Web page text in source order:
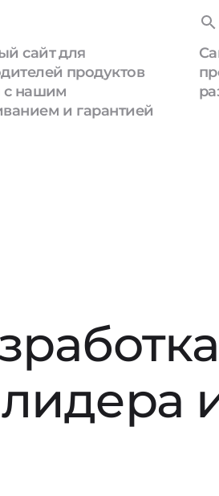
сайт для
продуктов
с нашим
и гарантией